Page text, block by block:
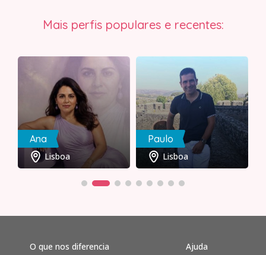
Mais perfis populares e recentes:
Ana
Lisboa
Paulo
Lisboa
O que nos diferencia
Ajuda